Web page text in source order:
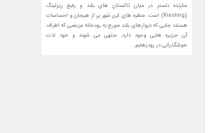
سازنده دلستر در میان تاکستان های بلند و رفیع ریزلینگ
(Riesling) است. منظره های این شهر پر از هیجان و احساسات
هستند جایی که دیوارهای بلند جورج به رودخانه عریضی که اطراف
آن جزیره هایی وجود دارد، منتهی می شوند و خود لذت
خوشگذرانی در رودزهایم...